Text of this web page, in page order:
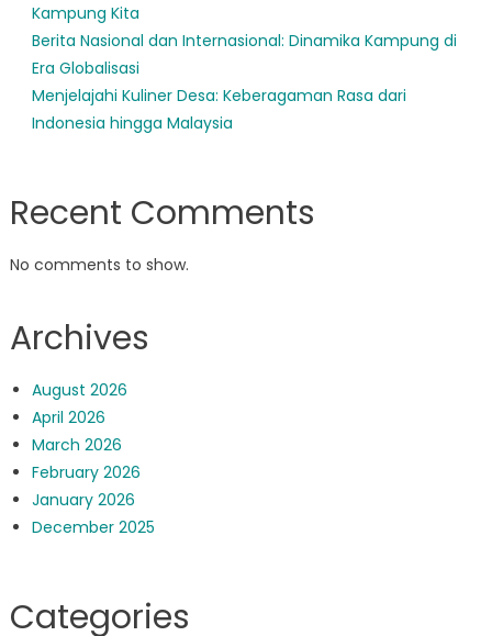
Kampung Kita
Berita Nasional dan Internasional: Dinamika Kampung di
Era Globalisasi
Menjelajahi Kuliner Desa: Keberagaman Rasa dari
Indonesia hingga Malaysia
Recent Comments
No comments to show.
Archives
August 2026
April 2026
March 2026
February 2026
January 2026
December 2025
Categories